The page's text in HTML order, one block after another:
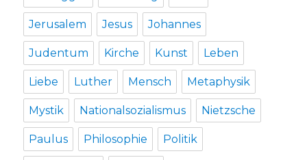
Jerusalem Jesus Johannes
Judentum Kirche Kunst Leben
Liebe Luther Mensch Metaphysik
Mystik Nationalsozialismus Nietzsche
Paulus Philosophie Politik